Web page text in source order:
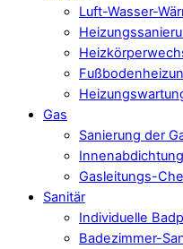
Luft-Wasser-
Gas
Sanierung der
Gasleitungs-
Sanitär
Individuelle
Badezimmer-